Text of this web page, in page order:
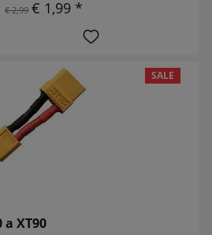
€ 2,99 € 1,99 *
SALE
a XT90